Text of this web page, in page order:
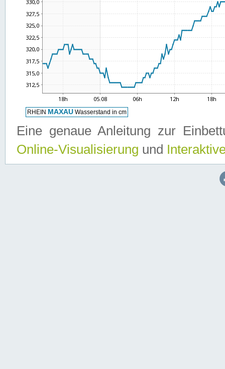
Eine genaue Anleitung zur
Online-Visualisierung und